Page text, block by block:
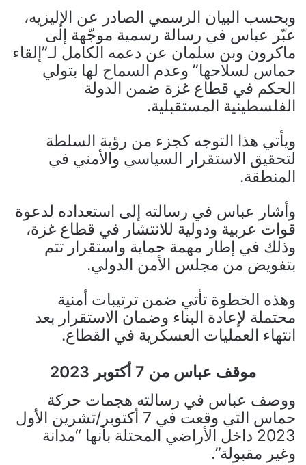
وبحسب البيان الرسمي الصادر عن الإليزيه،
عبّر عباس في رسالة رسمية موجّهة إلى
ماكرون وبن سلمان عن دعمه الكامل لـ”إلقاء
حماس لسلاحها” وعدم السماح لها بتولي
الحكم في قطاع غزة ضمن الدولة
الفلسطينية المستقبلية.
ويأتي هذا التوجه كجزء من رؤية السلطة
لتحقيق الاستقرار السياسي والأمني في
المنطقة.
وأشار عباس في رسالته إلى استعداده لدعوة
قوات عربية ودولية للانتشار في قطاع غزة،
وذلك في إطار مهمة حماية واستقرار تتم
بتفويض من مجلس الأمن الدولي.
وهذه الخطوة تأتي ضمن ترتيبات أمنية
محتملة لإعادة البناء وضمان الاستقرار بعد
انتهاء العمليات العسكرية في القطاع.
موقف عباس من 7 أكتوبر 2023
ووصف عباس في رسالته هجمات حركة
حماس التي وقعت في 7 أكتوبر/تشرين الأول
2023 داخل الأراضي المحتلة بأنها “مدانة
وغير مقبولة”.